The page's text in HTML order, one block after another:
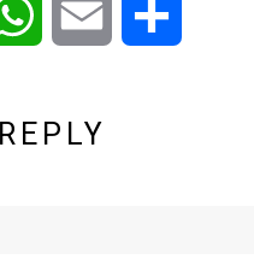
WhatsApp Email